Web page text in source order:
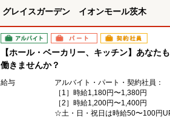
グレイスガーデン イオンモール茨木
アルバイト パート 契約社員
【ホール・ベーカリー、キッチン】あな
働きませんか？
給与
アルバイト・パート・契約社員：
［1］時給1,180円〜1,380円
［2］時給1,200円〜1,400円
☆土・日・祝日は時給50〜100円